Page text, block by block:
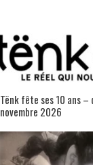
Tënk fête ses 10 ans –
novembre 2026